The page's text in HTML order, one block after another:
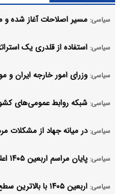
سیاسی: مسیر اصلاحات آغاز شده
سیاسی: استفاده از قلدری یک
سیاسی: وزرای امور خارجه ایران و
سیاسی: شبکه روابط عمومی‌های
سیاسی: در میانه جهاد از مشکلات
سیاسی: پایان مراسم اربعین ۱۴۰۵ اعلام شد
سیاسی: اربعین ۱۴۰۵ با بالاترین سطح امنیت برگزار شد